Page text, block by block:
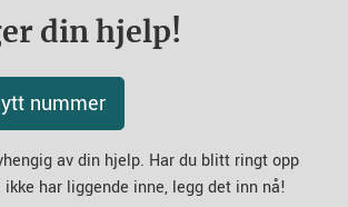
din hjelp!
nummer
av din hjelp. Har du blitt ringt opp
har liggende inne, legg det inn nå!